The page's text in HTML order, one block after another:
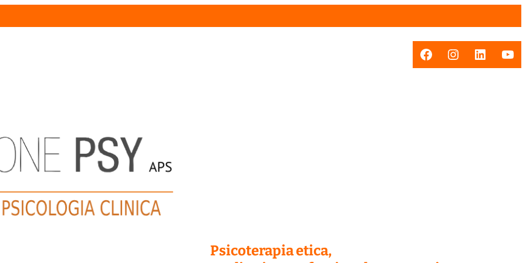
Facebook
Instagram
Psicoterapia etica,